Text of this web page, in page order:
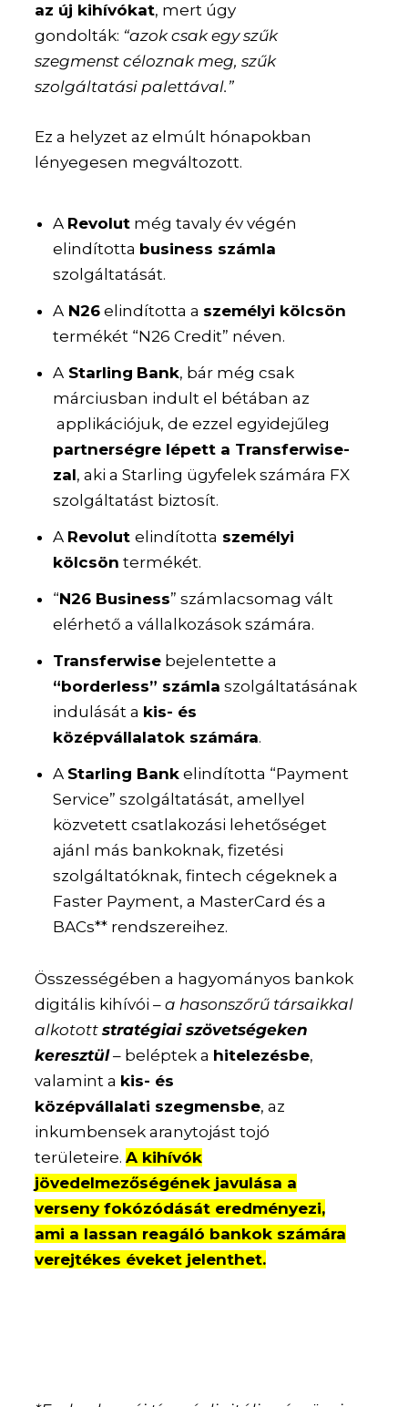
az új kihívókat, mert úgy
gondolták: “azok csak egy szűk
szegmenst céloznak meg, szűk
szolgáltatási palettával.”
Ez a helyzet az elmúlt hónapokban
lényegesen megváltozott.
A Revolutmég tavaly év végén
elindította business számla
szolgáltatását.
AN26elindította a személyi kölcsön
termékét “N26 Credit” néven.
AStarling Bank, bár még csak
márciusban indult el bétában az
applikációjuk, de ezzel egyidejűleg
partnerségre lépett a Transferwise-
zal, aki a Starling ügyfelek számára FX
szolgáltatást biztosít.
A Revolut elindította személyi
kölcsön termékét.
“N26 Business” számlacsomag vált
elérhető a vállalkozások számára.
Transferwisebejelentette a
“borderless” számla szolgáltatásának
indulását a kis- és
középvállalatokszámára.
A Starling Bankelindította “Payment
Service” szolgáltatását, amellyel
közvetett csatlakozási lehetőséget
ajánl más bankoknak, fizetési
szolgáltatóknak, fintech cégeknek a
Faster Payment, a MasterCard és a
BACs** rendszereihez.
Összességében a hagyományos bankok
digitális kihívói –a hasonszőrű társaikkal
alkotottstratégiai szövetségeken
keresztül– beléptek a hitelezésbe,
valamint a kis- és
középvállalati szegmensbe, az
inkumbensek aranytojást tojó
területeire.A kihívók
jövedelmezőségének javulása a
verseny fokózódását eredményezi,
ami a lassan reagáló bankok számára
verejtékes éveket jelenthet.